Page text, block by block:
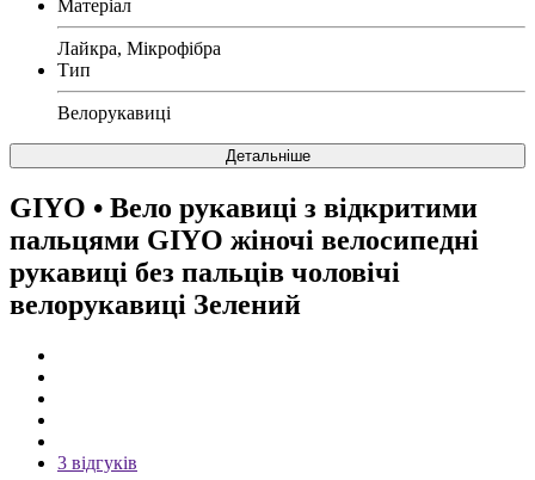
Матеріал
Лайкра, Мікрофібра
Тип
Велорукавиці
Детальніше
GIYO • Вело рукавиці з відкритими
пальцями GIYO жіночі велосипедні
рукавиці без пальців чоловічі
велорукавиці Зелений
3 відгуків